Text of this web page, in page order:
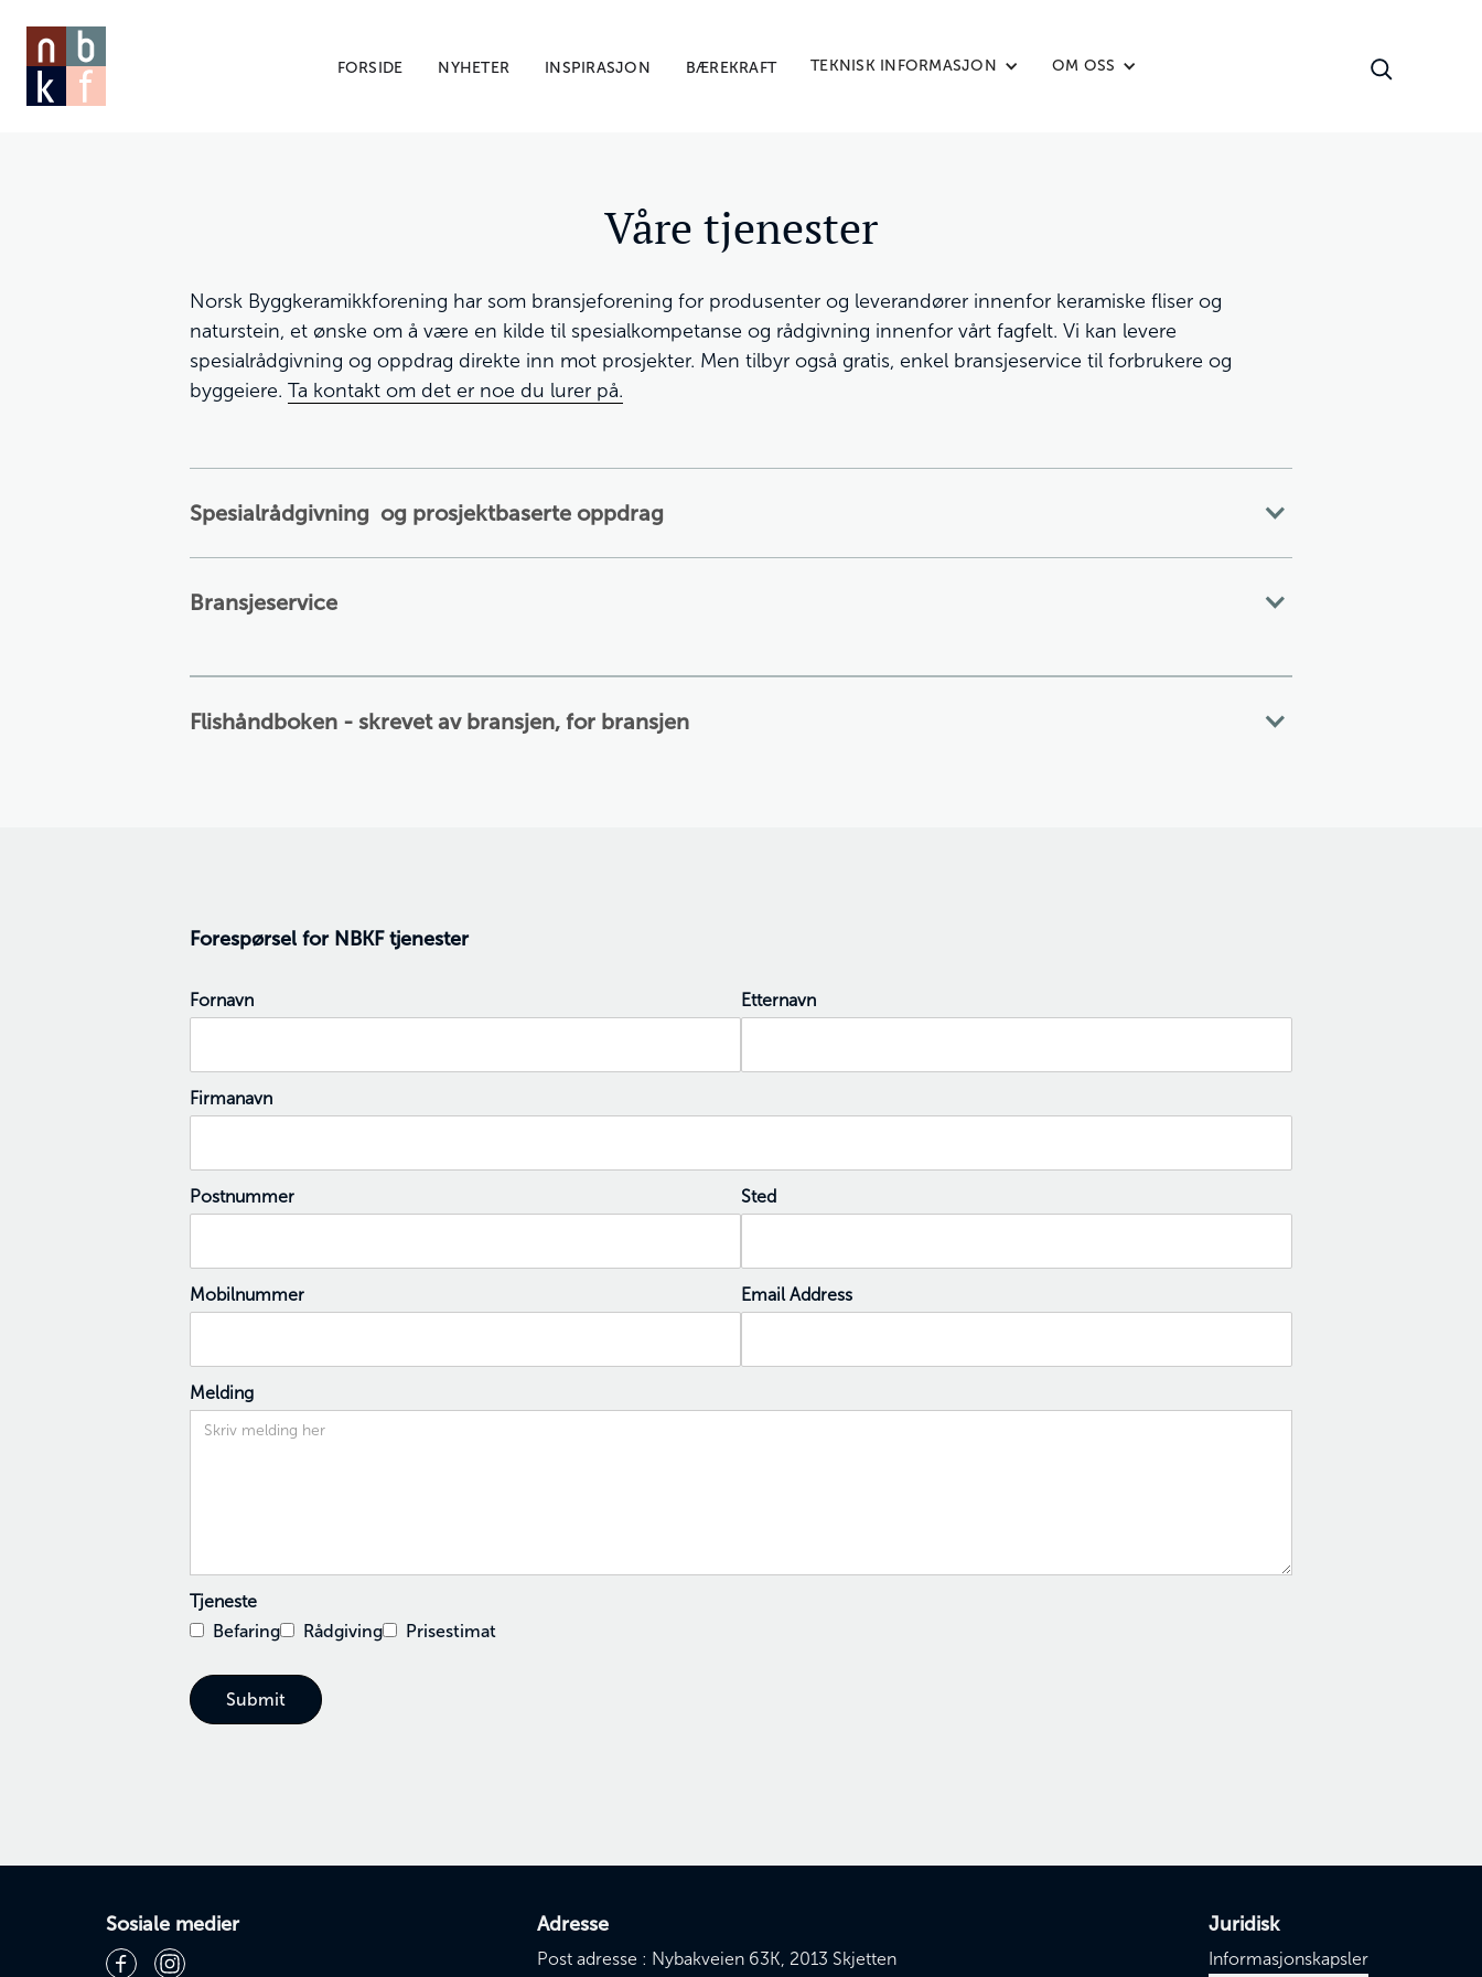
FORSIDE NYHETER INSPIRASJON BÆREKRAFT TEKNISK INFORMASJON OM OSS
Våre tjenester
Norsk Byggkeramikkforening har som bransjeforening for produsenter og leverandører innenfor keramiske fliser og
naturstein, et ønske om å være en kilde til spesialkompetanse og rådgivning innenfor vårt fagfelt. Vi kan levere
spesialrådgivning og oppdrag direkte inn mot prosjekter. Men tilbyr også gratis, enkel bransjeservice til forbrukere og
byggeiere. Ta kontakt om det er noe du lurer på.
Spesialrådgivning og prosjektbaserte oppdrag
Bransjeservice
Flishåndboken - skrevet av bransjen, for bransjen
Forespørsel for NBKF tjenester
Fornavn Etternavn
Firmanavn
Postnummer Sted
Mobilnummer Email Address
Melding
Tjeneste
Befaring
Rådgiving Prisestimat
Sosiale medier Adresse
Post adresse : Nybakveien 63K, 2013 Skjetten
Juridisk
Informasjonskapsler